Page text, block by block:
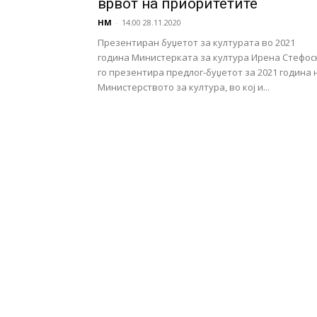
врвот на приоритетите
НМ - 14:00 28.11.2020
Презентиран буџетот за културата во 2021
година Министерката за култура Ирена
го презентира предлог-буџетот за 2021 година
Министерството за култура, во кој и...